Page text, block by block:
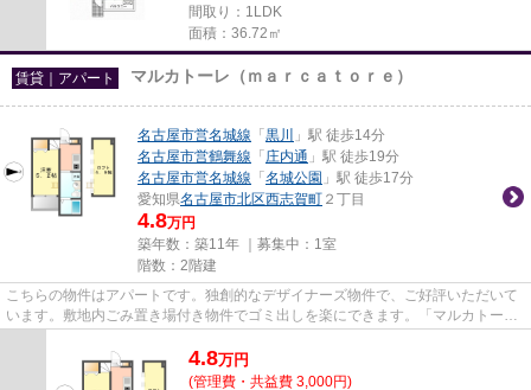
間取り：1LDK
面積：36.72㎡
賃貸｜アパート マルカトーレ（ｍａｒｃａｔｏｒｅ）
名古屋市営名城線 「 黒川
」駅 徒歩14分
名古屋市営鶴舞線 「 庄内通 」駅 徒歩19分
名古屋市営名城線 「 名城公園 」駅 徒歩17分
愛知県名古屋市北区西志賀町 ２丁目
4.8万円
築年数：築11年 ｜募集中： 1室
階数：2階建
こちらの物件はアパートです。独創的なデザイナーズ物件で、ご好評いただいて
います。敷地内ごみ置き場付き物件でゴミ出しを楽にできます。「マルカトーレ
4.8万円
(管理費・共益費 3,000円)